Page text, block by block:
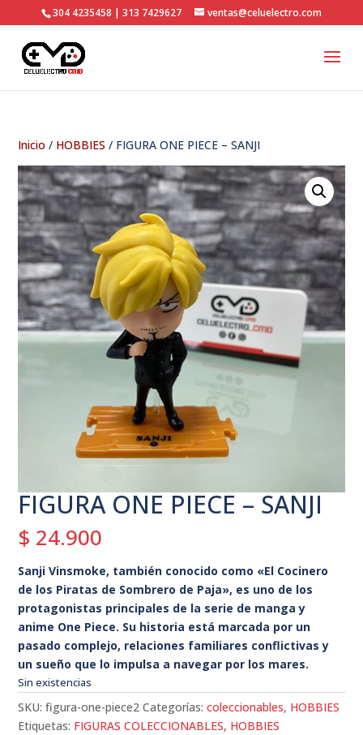
304 4235458 | 313 7429627 ventas@celuelectro.com
Inicio / HOBBIES / FIGURA ONE PIECE – SANJI
FIGURA ONE PIECE – SANJI
$ 24.900
Sanji Vinsmoke, también conocido como «El Cocinero
de los Piratas de Sombrero de Paja», es uno de los
protagonistas principales de la serie de manga y
anime One Piece. Su historia está marcada por un
pasado complejo, relaciones familiares conflictivas y
un sueño que lo impulsa a navegar por los mares.
Sin existencias
SKU:figura-one-piece2 Categorías:coleccionables, HOBBIES
Etiquetas: FIGURAS COLECCIONABLES, HOBBIES